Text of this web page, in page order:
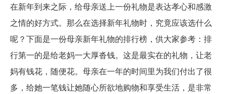
在新年到来之际，给母亲送上一份礼物是表达孝心和感激
之情的好方式。那么在选择新年礼物时，究竟应该选什么
呢？下面是一份母亲新年礼物的排行榜，供大家参考：排
行第一的是给老妈一大厚沓钱。这是最实在的礼物，让老
妈有钱花，随便花。母亲在一年的时间里为我们付出了很
多，给她一笔钱让她随心所欲地购物和享受生活，是非常